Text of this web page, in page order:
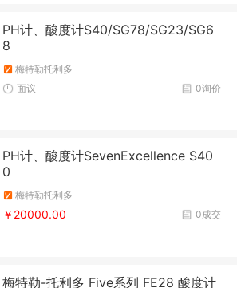
PH计、酸度计S40/SG78/SG23/SG6
8
梅特勒托利多
0询价
面议
PH计、酸度计SevenExcellence S40
0
梅特勒托利多
0成交
￥20000.00
梅特勒-托利多 Five系列 FE28 酸度计